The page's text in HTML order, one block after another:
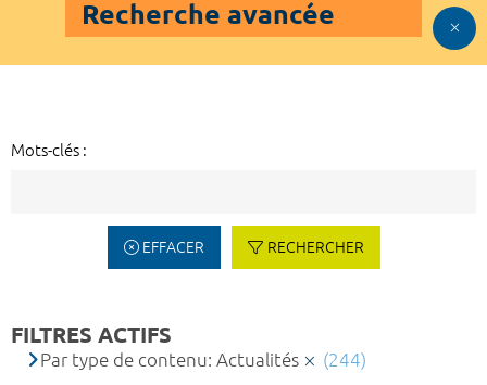
Recherche avancée
Mots-clés :
EFFACER RECHERCHER
FILTRES ACTIFS
Par type de contenu: Actualités (244)